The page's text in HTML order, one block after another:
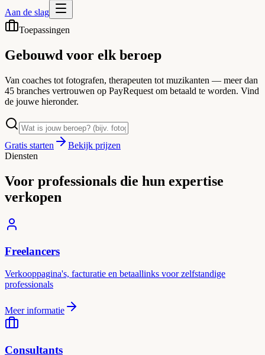
Aan de slag
Toepassingen
Gebouwd voor elk beroep
Van coaches tot fotografen, therapeuten tot muzikanten — meer dan
45 branches vertrouwen op PayRequest om betaald te worden. Vind
de jouwe hieronder.
Gratis starten
Bekijk prijzen
Diensten
Voor professionals die hun expertise
verkopen
Freelancers
Verkooppagina's, facturatie en betaallinks voor zelfstandige
professionals
Meer informatie
Consultants